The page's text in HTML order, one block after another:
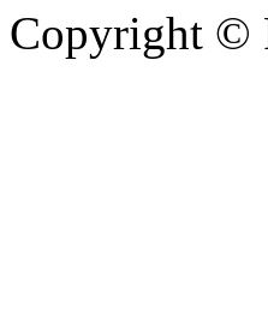
Copyright ©